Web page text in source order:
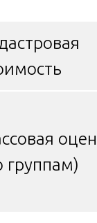
группам)